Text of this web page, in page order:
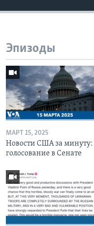
Эпизоды
МАРТ 15, 2025
Новости США за минуту:
голосование в Сенате